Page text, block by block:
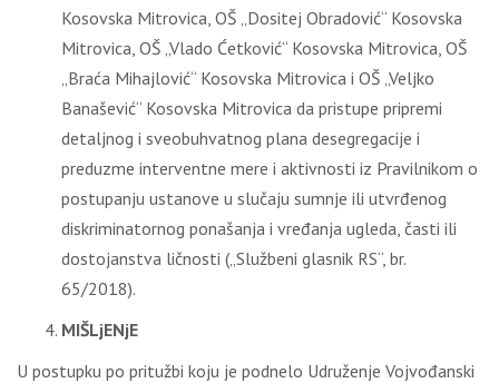
Kosovska Mitrovica, OŠ „Dositej Obradović“ Kosovska
Mitrovica, OŠ „Vlado Ćetković“ Kosovska Mitrovica, OŠ
„Braća Mihajlović“ Kosovska Mitrovica i OŠ „Veljko
Banašević“ Kosovska Mitrovica da pristupe pripremi
detaljnog i sveobuhvatnog plana desegregacije i
preduzme interventne mere i aktivnosti iz Pravilnikom o
postupanju ustanove u slučaju sumnje ili utvrđenog
diskriminatornog ponašanja i vređanja ugleda, časti ili
dostojanstva ličnosti („Službeni glasnik RS“, br.
65/2018).
MIŠLjENjE
U postupku po pritužbi koju je podnelo Udruženje Vojvođanski